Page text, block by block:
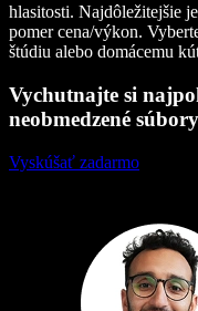
hlasitosti. Najdôležitejšie
pomer cena/výkon.
štúdiu alebo domácemu
Vychutnajte si
neobmedzené
Vyskúšať zadarmo